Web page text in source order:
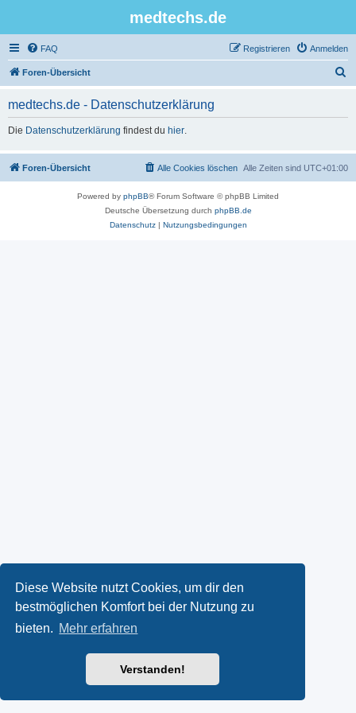
Diese Website nutzt Cookies, um dir den
bestmöglichen Komfort bei der Nutzung zu
bieten. Mehr erfahren
Verstanden!
medtechs.de
FAQ Anmelden
Registrieren
Foren-Übersicht
medtechs.de - Datenschutzerklärung
Die Datenschutzerklärung findest du hier.
Foren-Übersicht Alle Zeiten sind UTC+01:00
Alle Cookies löschen
Powered by phpBB® Forum Software © phpBB Limited
Deutsche Übersetzung durch phpBB.de
Datenschutz| Nutzungsbedingungen